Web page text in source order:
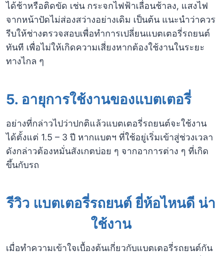
ได้ช้าหรือติดขัด เช่น กระจกไฟฟ้าเลื่อนช้าลง, แสงไฟ
จากหน้าปัดไม่ส่องสว่างอย่างเดิม เป็นต้น แนะนำว่าควร
รีบให้ช่างตรวจสอบเพื่อทำการเปลี่ยนแบตเตอรี่รถยนต์
ทันที เพื่อไม่ให้เกิดความเสี่ยงหากต้องใช้งานในระยะ
ทางไกล ๆ
5. อายุการใช้งานของแบตเตอรี่
อย่างที่กล่าวไปว่าปกติแล้วแบตเตอรี่รถยนต์จะใช้งาน
ได้ตั้งแต่ 1.5 – 3 ปี หากแบตฯ ที่ใช้อยู่เริ่มเข้าสู่ช่วงเวลา
ดังกล่าวต้องหมั่นสังเกตบ่อย ๆ จากอาการต่าง ๆ ที่เกิด
ขึ้นกับรถ
รีวิว แบตเตอรี่รถยนต์ ยี่ห้อไหนดี น่า
ใช้งาน
เมื่อทำความเข้าใจเบื้องต้นเกี่ยวกับแบตเตอรี่รถยนต์กัน